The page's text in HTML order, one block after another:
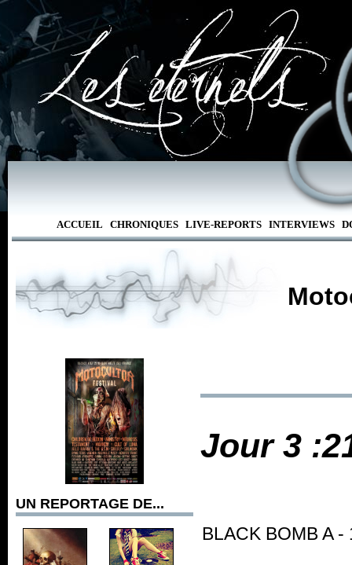
ACCUEIL CHRONIQUES LIVE-REPORTS INTERVIEWS
UN REPORTAGE DE...
Jour 3
BLACK BOMB A